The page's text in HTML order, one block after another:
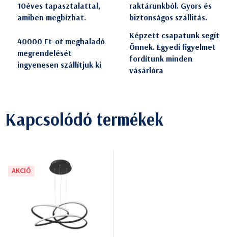
10éves tapasztalattal,
amiben megbízhat.
raktárunkból. Gyors és
biztonságos szállitás.
40000 Ft-ot meghaladó
megrendelését
ingyenesen szállítjuk ki
Képzett csapatunk segít
Önnek. Egyedi figyelmet
fordítunk minden
vásárlóra
Kapcsolódó termékek
AKCIÓ